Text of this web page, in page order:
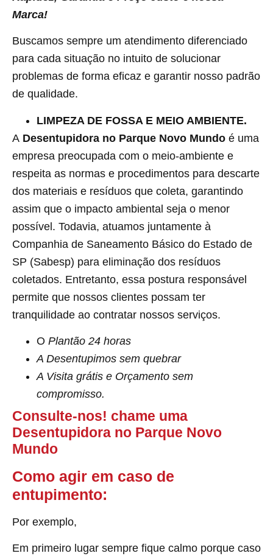
Marca!
Buscamos sempre um atendimento diferenciado
para cada situação no intuito de solucionar
problemas de forma eficaz e garantir nosso padrão
de qualidade.
LIMPEZA DE FOSSA E MEIO AMBIENTE.
A Desentupidora no Parque Novo Mundo é uma
empresa preocupada com o meio-ambiente e
respeita as normas e procedimentos para descarte
dos materiais e resíduos que coleta, garantindo
assim que o impacto ambiental seja o menor
possível. Todavia, atuamos juntamente à
Companhia de Saneamento Básico do Estado de
SP (Sabesp) para eliminação dos resíduos
coletados. Entretanto, essa postura responsável
permite que nossos clientes possam ter
tranquilidade ao contratar nossos serviços.
O Plantão 24 horas
A Desentupimos sem quebrar
A Visita grátis e Orçamento sem
compromisso.
Consulte-nos! chame uma
Desentupidora no Parque Novo
Mundo
Como agir em caso de
entupimento:
Por exemplo,
Em primeiro lugar sempre fique calmo porque caso